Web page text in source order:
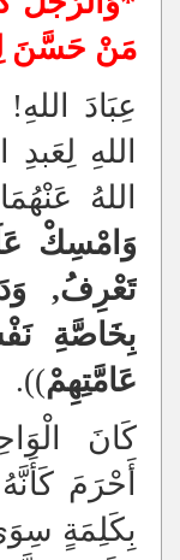
مَنْ حَسَّنَ
عِبَادَ
اللهِ
اللهُ
وَامْسِكْ
تَعْرِفُ,
بِخَاصَّةِ
عَامَّتِهِمْ)).
كَانَ
أَحْرَمَ
بِكَلِمَةٍ